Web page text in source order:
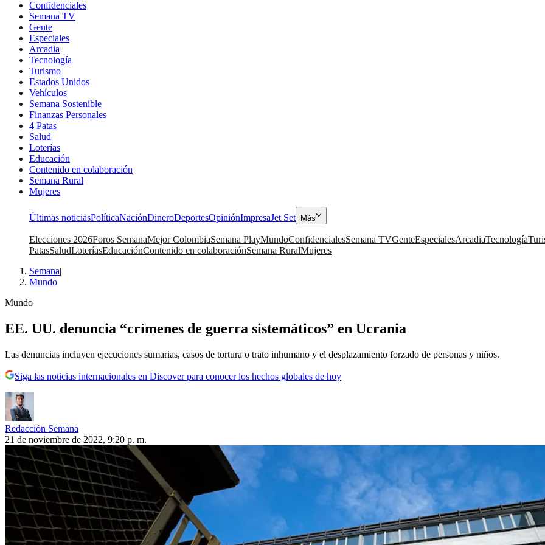
Confidenciales
Semana TV
Gente
Especiales
Arcadia
Tecnología
Turismo
Estados Unidos
Vehículos
Semana Sostenible
Finanzas Personales
4 Patas
Salud
Loterías
Educación
Contenido en colaboración
Semana Rural
Mujeres
Últimas noticiasPolíticaNaciónDineroDeportesOpiniónImpresaJet Set Más
Elecciones 2026Foros SemanaMejor ColombiaSemana PlayMundoConfidencialesSemana TVGenteEspecialesArcadiaTecnología
PatasSaludLoteríasEducaciónContenido en colaboraciónSemana RuralMujeres
Semana|
Mundo
Mundo
EE. UU. denuncia “crímenes de guerra sistemáticos” en Ucrania
Las denuncias incluyen ejecuciones sumarias, casos de tortura o trato inhumano y el desplazamiento forzado de personas y niños.
Siga las noticias internacionales en Discover para conocer los hechos globales de hoy
Redacción Semana
21 de noviembre de 2022, 9:20 p. m.